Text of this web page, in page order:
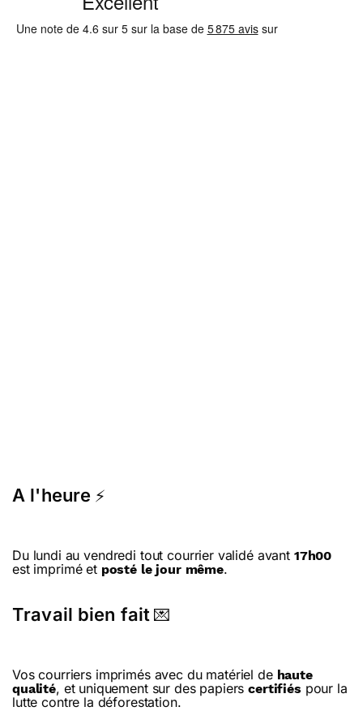
A l'heure ⚡
Du lundi au vendredi tout courrier validé avant 17h00
est imprimé et posté le jour même.
Travail bien fait 💌
Vos courriers imprimés avec du matériel de haute
qualité, et uniquement sur des papierscertifiés pour la
lutte contre la déforestation.